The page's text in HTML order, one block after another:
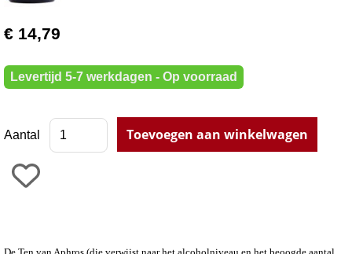
€ 14,79
Levertijd 5-7 werkdagen - Op voorraad
Aantal